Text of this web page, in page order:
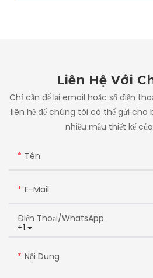
Liên Hệ Với
Chỉ cần để lại email hoặc số điện
liên hệ để chúng tôi có thể gửi cho
nhiều mẫu thiết kế
Tên
E-Mail
+1
Điện Thoại/whatsApp
Nội Dung